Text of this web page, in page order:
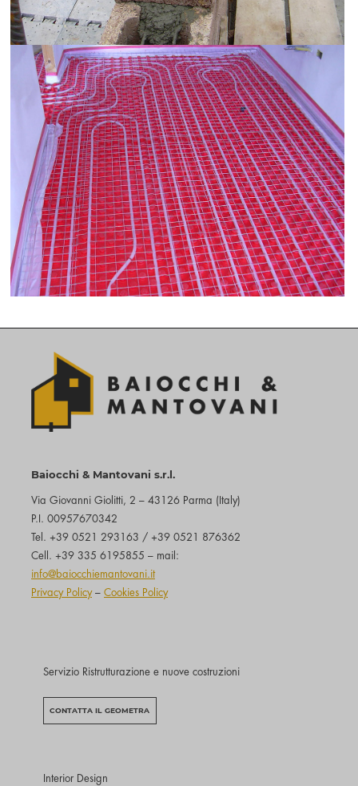
Baiocchi & Mantovani s.r.l.
Via Giovanni Giolitti, 2 – 43126 Parma (Italy)
P.I. 00957670342
Tel. +39 0521 293163 / +39 0521 876362
Cell. +39 335 6195855 – mail:
info@baiocchiemantovani.it
Privacy Policy– Cookies Policy
Servizio Ristrutturazione e nuove costruzioni
CONTATTA IL GEOMETRA
Interior Design